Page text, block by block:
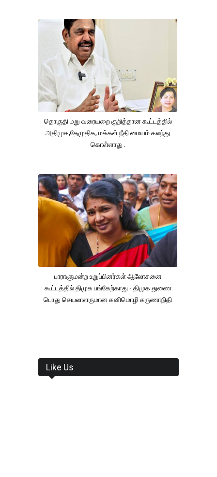
தொகுதி மறு வரையறை குறித்தான கூட்டத்தில்
அதிமுக,தேமுதிக, மக்கள் நீதி மையம் கலந்து
கொள்ளாது .
பாராளுமன்ற உறுப்பினர்கள் ஆலோசனை
கூட்டத்தில் திமுக பங்கேற்காது - திமுக துணை
பொது செயலாளருமான கனிமொழி கருணாநிதி
Like Us